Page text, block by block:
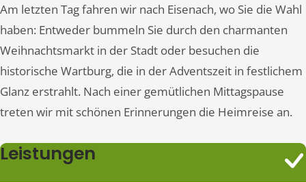
Am letzten Tag fahren wir nach Eisenach, wo Sie die Wahl
haben: Entweder bummeln Sie durch den charmanten
Weihnachtsmarkt in der Stadt oder besuchen die
historische Wartburg, die in der Adventszeit in festlichem
Glanz erstrahlt. Nach einer gemütlichen Mittagspause
treten wir mit schönen Erinnerungen die Heimreise an.
Leistungen